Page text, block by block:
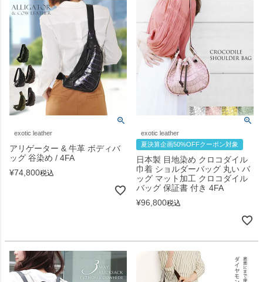
exotic leather
アリゲーター & 牛革 ボディバ
ッグ 谷染め / 4FA
¥74,800税込
exotic leather
夏決算企画50%OFFクーポン対象
日本製 目地染め クロコダイル
巾着 ショルダーバッグ 丸い バ
ッグ マット加工 クロコダイル
バッグ 保証書 付き 4FA
¥96,800税込